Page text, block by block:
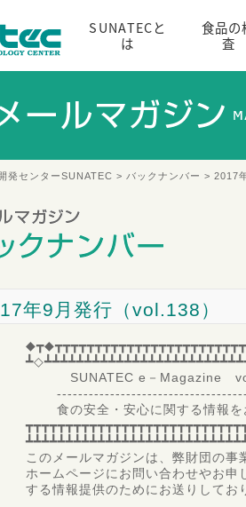
SUNATECと
は
食品の
査
発センターSUNATEC > バックナンバー > 2017
年9月発行（vol.138）
SUNATEC e－Magazine
食の安全・安心に関する情報を
このメールマガジンは、弊財団の
ホームページにお問い合わせやお
する情報提供のためにお送りしてお